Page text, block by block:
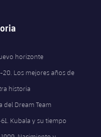
horizonte
20. Los mejores años de
historia
del Dream Team
Kubala y su tiempo